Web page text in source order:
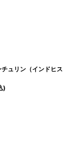
ュリン（インドヒス
)